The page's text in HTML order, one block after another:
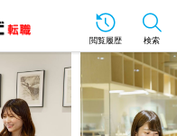
閲覧履歴 検索